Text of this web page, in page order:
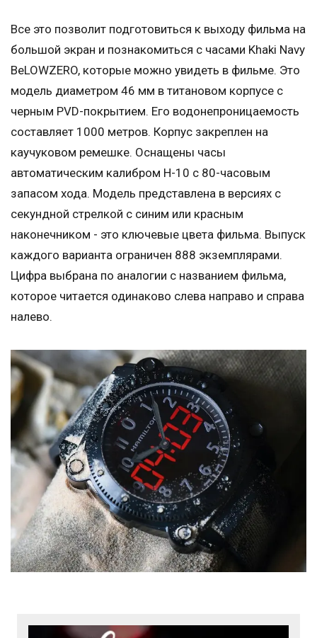
Все это позволит подготовиться к выходу фильма на
большой экран и познакомиться с часами Khaki Navy
BeLOWZERO, которые можно увидеть в фильме. Это
модель диаметром 46 мм в титановом корпусе с
черным PVD-покрытием. Его водонепроницаемость
составляет 1000 метров. Корпус закреплен на
каучуковом ремешке. Оснащены часы
автоматическим калибром H-10 с 80-часовым
запасом хода. Модель представлена в версиях с
секундной стрелкой с синим или красным
наконечником - это ключевые цвета фильма. Выпуск
каждого варианта ограничен 888 экземплярами.
Цифра выбрана по аналогии с названием фильма,
которое читается одинаково слева направо и справа
налево.